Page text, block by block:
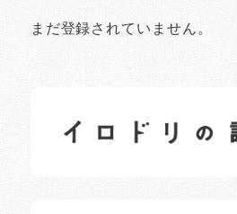
まだ登録されていません。
日常の様子など随時更新中です。